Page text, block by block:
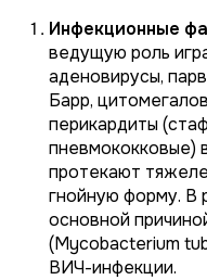
Инфекционные
ведущую роль
аденовирусы,
Барр,
перикардиты
пневмококковые)
протекают
гнойную форму. В
основной
(Mycobacterium
ВИЧ-инфекции.